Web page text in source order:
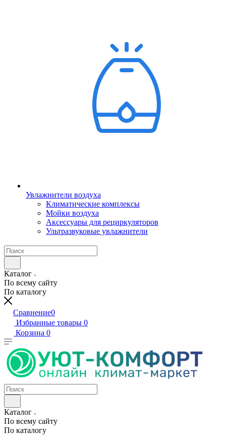
Увлажнители воздуха
Климатические комплексы
Мойки воздуха
Аксессуары для рециркуляторов
Ультразвуковые увлажнители
Каталог
По всему сайту
По каталогу
Сравнение0
Избранные товары 0
Корзина 0
Каталог
По всему сайту
По каталогу